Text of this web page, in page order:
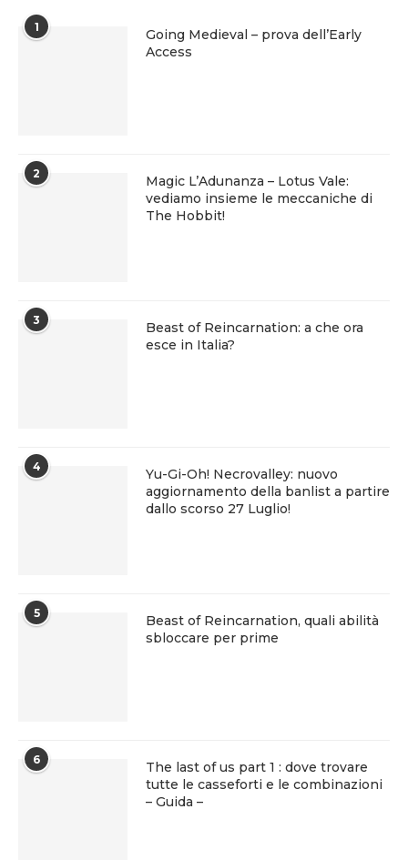
1
Going Medieval – prova dell’Early
Access
2
Magic L’Adunanza – Lotus Vale:
vediamo insieme le meccaniche di
The Hobbit!
3
Beast of Reincarnation: a che ora
esce in Italia?
4
Yu-Gi-Oh! Necrovalley: nuovo
aggiornamento della banlist a partire
dallo scorso 27 Luglio!
5
Beast of Reincarnation, quali abilità
sbloccare per prime
6
The last of us part 1 : dove trovare
tutte le casseforti e le combinazioni
– Guida –